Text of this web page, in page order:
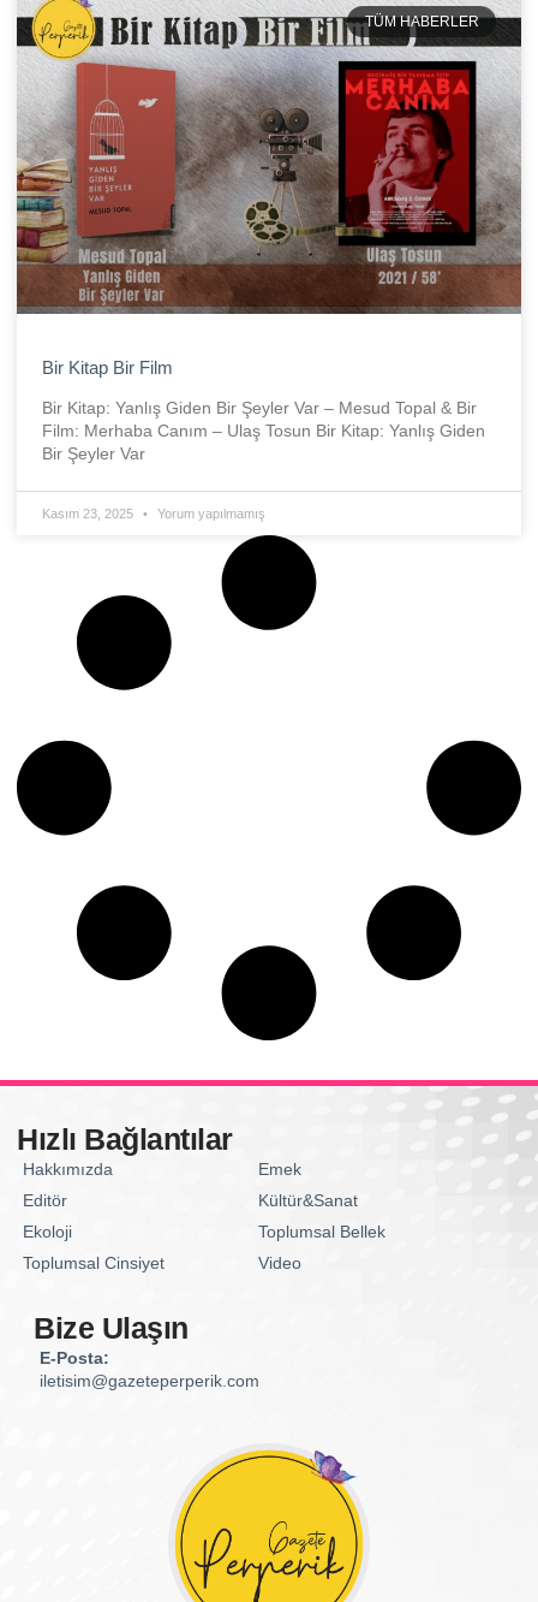
TÜM HABERLER
Bir Kitap Bir Film
Bir Kitap: Yanlış Giden Bir Şeyler Var – Mesud Topal & Bir
Film: Merhaba Canım – Ulaş Tosun Bir Kitap: Yanlış Giden
Bir Şeyler Var
Kasım 23, 2025 Yorum yapılmamış
Hızlı Bağlantılar
Hakkımızda
Editör
Ekoloji
Toplumsal Cinsiyet
Emek
Kültür&Sanat
Toplumsal Bellek
Video
Bize Ulaşın
E-Posta:
iletisim@gazeteperperik.com